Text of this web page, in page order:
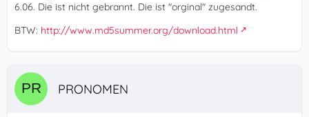
6.06. Die ist nicht gebrannt. Die ist "orginal" zugesandt.
BTW: http://www.md5summer.org/download.html
PRONOMEN